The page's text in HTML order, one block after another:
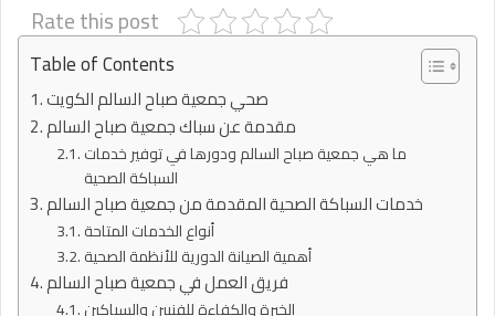
Rate this post
Table of Contents
صحي جمعية صباح السالم الكويت
مقدمة عن سباك جمعية صباح السالم
ما هي جمعية صباح السالم ودورها في توفير خدمات
السباكة الصحية
خدمات السباكة الصحية المقدمة من جمعية صباح السالم
أنواع الخدمات المتاحة
أهمية الصيانة الدورية للأنظمة الصحية
فريق العمل في جمعية صباح السالم
الخبرة والكفاءة للفنيين والسباكين